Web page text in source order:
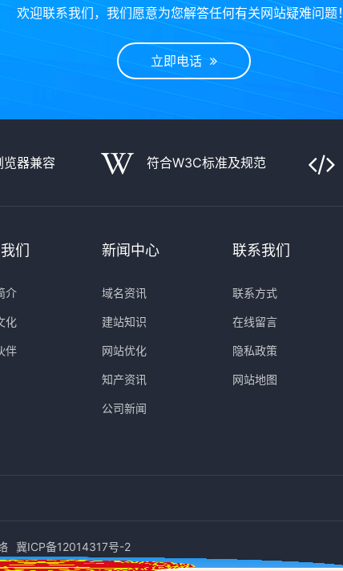
欢迎联系我们，我们愿意为您解答任何有关网站疑难问题！
立即电话
览器兼容 符合W3C标准及规范
们
介
化
伴
新闻中心
域名资讯
建站知识
网站优化
知产资讯
公司新闻
联系我们
联系方式
在线留言
隐私政策
网站地图
冀ICP备12014317号-2